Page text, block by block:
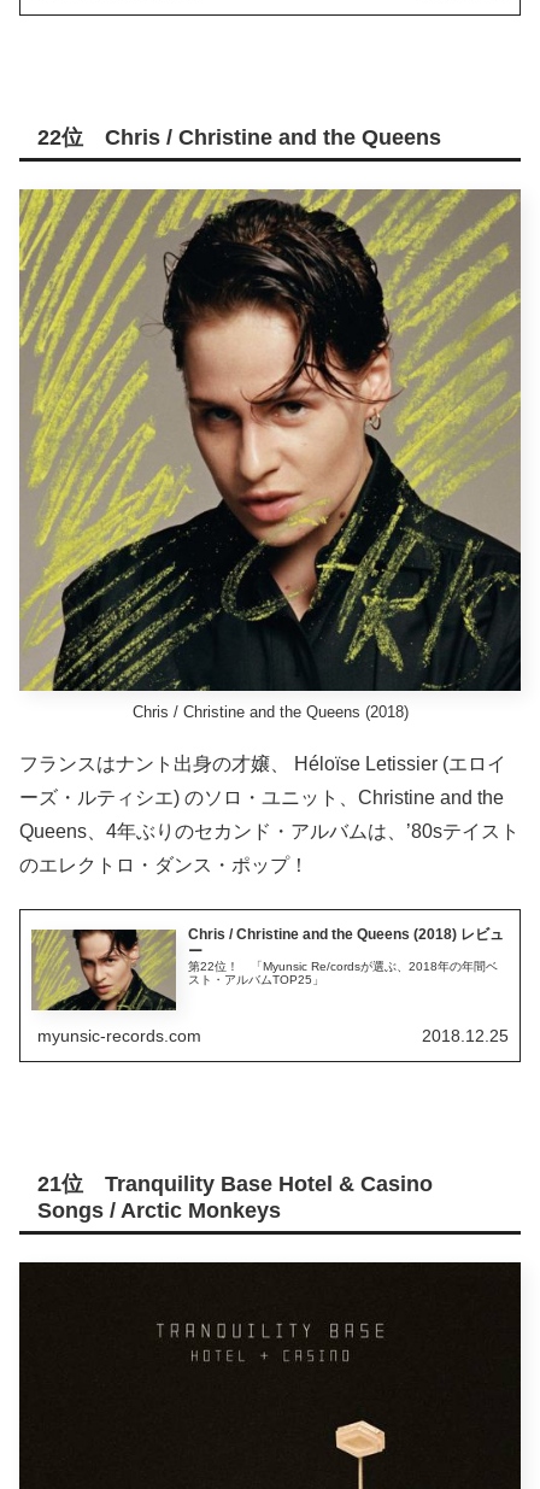
22位 Chris / Christine and the Queens
Chris / Christine and the Queens (2018)
フランスはナント出身の才嬢、 Héloïse Letissier (エロイ
ーズ・ルティシエ) のソロ・ユニット、Christine and the
Queens、4年ぶりのセカンド・アルバムは、’80sテイスト
のエレクトロ・ダンス・ポップ！
Chris / Christine and the Queens (2018) レビュ
ー
第22位！ 「Myunsic Re/cordsが選ぶ、2018年の年間ベ
スト・アルバムTOP25」
myunsic-records.com 2018.12.25
21位 Tranquility Base Hotel & Casino
Songs / Arctic Monkeys